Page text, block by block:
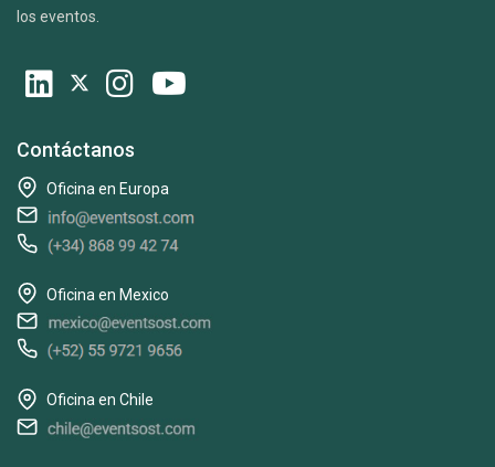
los eventos.
Contáctanos
Oficina en Europa
Oficina en Mexico
Oficina en Chile